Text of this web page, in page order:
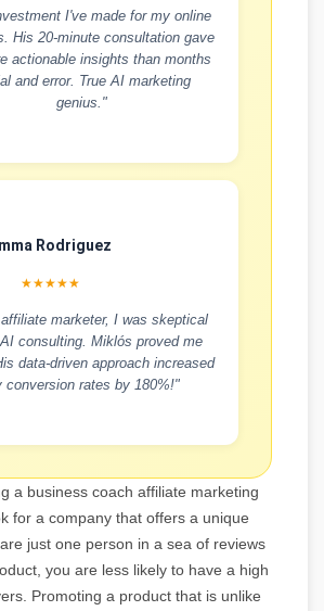
I've made for my online
His 20-minute consultation gave
actionable insights than months
and error. True AI marketing
genius."
Rodriguez
★★★★★
marketer, I was skeptical
consulting. Miklós proved me
data-driven approach increased
conversion rates by 180%!"
a business coach affiliate marketing
for a company that offers a unique
just one person in a sea of reviews
you are less likely to have a high
Promoting a product that is unlike